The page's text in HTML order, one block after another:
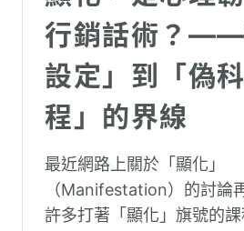
行銷話術？——
設定」到「偽
程」的界線
最近網路上關於「顯化」
（Manifestation）的討論
許多打著「顯化」旗號的